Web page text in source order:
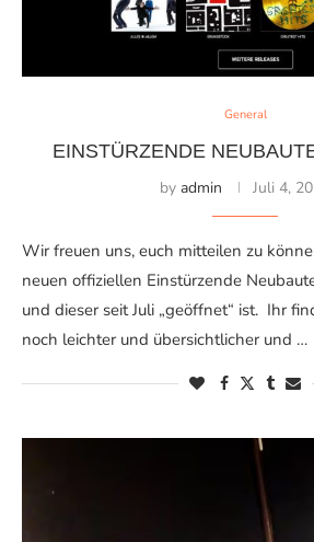
General
EINSTÜRZENDE
by admin Juli 4,
Wir freuen uns, euch mitteilen zu
neuen offiziellen Einstürzende
und dieser seit Juli „geöffnet“ ist. Ihr
noch leichter und übersichtlicher und …